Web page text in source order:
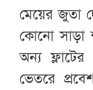
মেয়ের জুতা
কোনো সাড়া
অন্য
ভেতরে